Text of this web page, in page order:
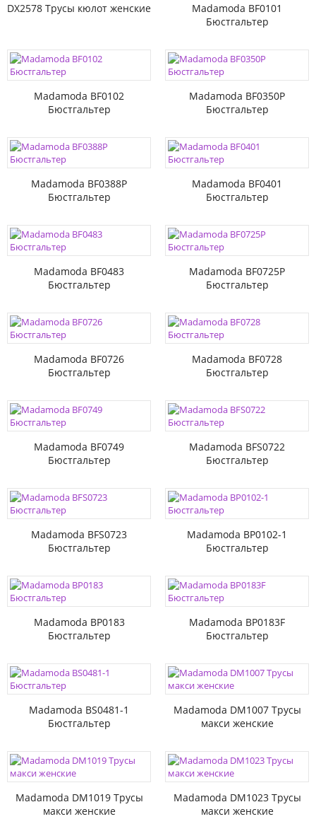
DX2578 Трусы кюлот женские
Madamoda BF0101
Бюстгальтер
Madamoda BF0102
Бюстгальтер
Madamoda BF0350P
Бюстгальтер
Madamoda BF0388P
Бюстгальтер
Madamoda BF0401
Бюстгальтер
Madamoda BF0483
Бюстгальтер
Madamoda BF0725P
Бюстгальтер
Madamoda BF0726
Бюстгальтер
Madamoda BF0728
Бюстгальтер
Madamoda BF0749
Бюстгальтер
Madamoda BFS0722
Бюстгальтер
Madamoda BFS0723
Бюстгальтер
Madamoda BP0102-1
Бюстгальтер
Madamoda BP0183
Бюстгальтер
Madamoda BP0183F
Бюстгальтер
Madamoda BS0481-1
Бюстгальтер
Madamoda DM1007 Трусы
макси женские
Madamoda DM1019 Трусы
макси женские
Madamoda DM1023 Трусы
макси женские